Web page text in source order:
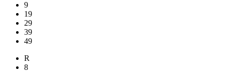
9
19
29
39
49
R
8